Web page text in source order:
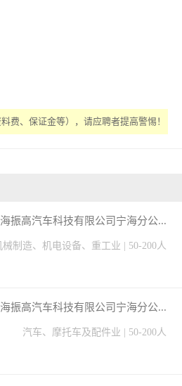
费、保证金等），请应聘者提高警惕！
海振高汽车科技有限公司宁海分公...
械制造、机电设备、重工业 | 50-200人
海振高汽车科技有限公司宁海分公...
汽车、摩托车及配件业 | 50-200人